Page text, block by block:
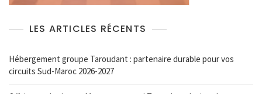
LES ARTICLES RÉCENTS
Hébergement groupe Taroudant : partenaire durable pour vos
circuits Sud-Maroc 2026-2027